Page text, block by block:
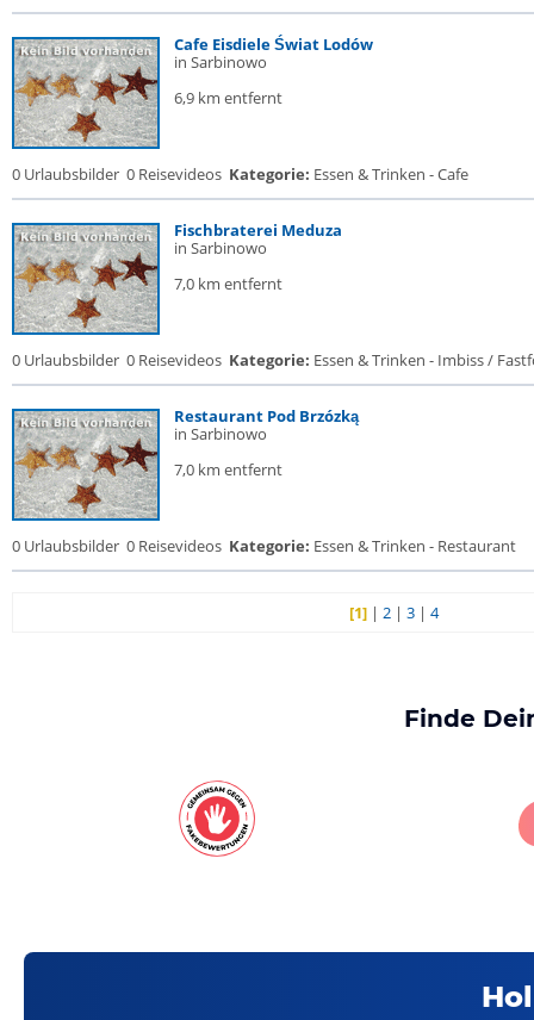
Cafe Eisdiele Świat Lodów
in Sarbinowo
6,9 km entfernt
0 Urlaubsbilder 0 Reisevideos Kategorie: Essen & Trinken - Cafe
Fischbraterei Meduza
in Sarbinowo
7,0 km entfernt
0 Urlaubsbilder 0 Reisevideos Kategorie: Essen & Trinken - Imbiss /
Restaurant Pod Brzózką
in Sarbinowo
7,0 km entfernt
0 Urlaubsbilder 0 Reisevideos Kategorie: Essen & Trinken - Restaurant
[1] |2 |3 |4
Finde